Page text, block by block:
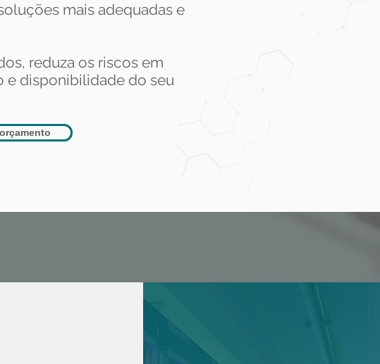
mais adequadas e
reduza os riscos em
e disponibilidade do seu